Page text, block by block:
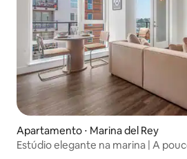
Apartamento ⋅ Marina del Rey
Estúdio elegante na marina | A